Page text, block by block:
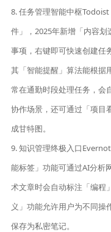
8. 任务管理智能中枢
件」，2025年新增「内容
事项，右键即可快速创建任
其「智能提醒」算法能根据
常在通勤时段处理任务，会
协作场景，还可通过「项目
成甘特图。
9. 知识管理终极入口
能标签」功能可通过AI分析
术文章时会自动标注「编程
义」功能允许用户为不同操
保存为私密笔记。